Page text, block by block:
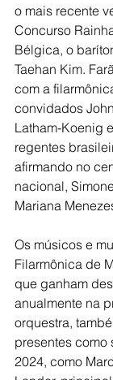
o mais recente
Concurso
Bélgica, o
Taehan Kim.
com a
convidados
Latham-Koenig
regentes
afirmando no
nacional,
Mariana
Os músicos e
Filarmônica de
que ganham
anualmente na
orquestra,
presentes como
2024, como